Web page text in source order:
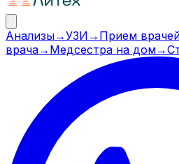
Анализы→УЗИ → Прием
врача→ Медсестра на дом→